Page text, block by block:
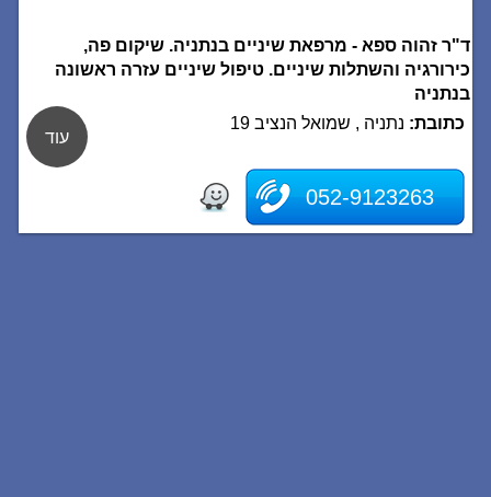
ד"ר זהוה ספא - מרפאת שיניים בנתניה. שיקום פה,
כירורגיה והשתלות שיניים. טיפול שיניים עזרה ראשונה
בנתניה
כתובת: נתניה , שמואל הנציב 19
052-9123263
עוד